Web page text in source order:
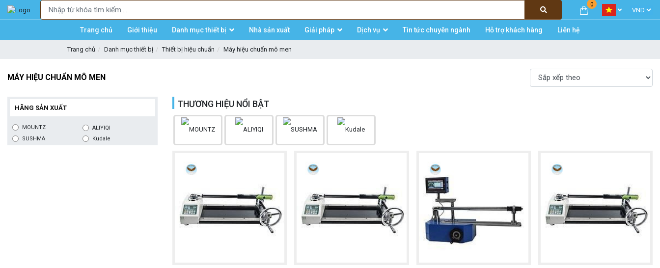
0
Trang chủ Giới thiệu Danh mục thiết bị Nhà sản xuất Giải pháp Dịch vụ Tin tức chuyên ngành Hỗ trợ khách hàng Liên hệ
Trang chủ Danh mục thiết bị Thiết bị hiệu chuẩn Máy hiệu chuẩn mô men
MÁY HIỆU CHUẨN MÔ MEN
THƯƠNG HIỆU NỔI BẬT
HÃNG SẢN XUẤT
MOUNTZ
ALIYIQI
SUSHMA
Kudale